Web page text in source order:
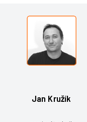
Jan Kružík